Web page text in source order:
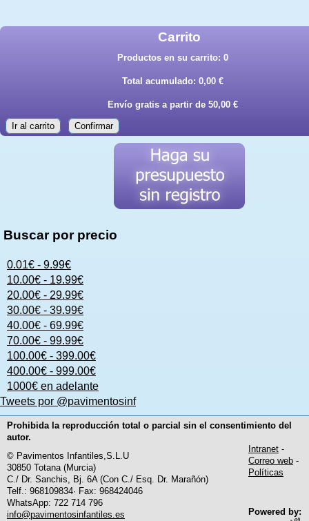
Carrito
Productos en su carrito: 0
Total acumulado: 0,00 €
Envío gratis a partir de 50,00 €
Ir al carrito Confirmar
Buscar por precio
0.01€ - 9.99€
10.00€ - 19.99€
20.00€ - 29.99€
30.00€ - 39.99€
40.00€ - 69.99€
70.00€ - 99.99€
100.00€ - 399.00€
400.00€ - 999.00€
1000€ en adelante
Tweets por @pavimentosinf
Prohibida la reproducción total o parcial sin el consentimiento del
autor.
© Pavimentos Infantiles,S.L.U
30850 Totana (Murcia)
C./ Dr. Sanchis, Bj. 6A (Con C./ Esq. Dr. Marañón)
Telf.: 968109834· Fax: 968424046
WhatsApp: 722 714 796
info@pavimentosinfantiles.es
Intranet -
Correo web -
Políticas
Powered by: